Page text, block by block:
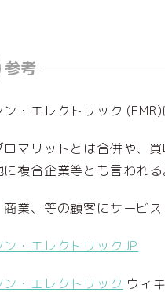
ン・エレクトリック
ロマリットとは合併や、
に複合企業等とも言われ
商業、等の顧客にサービ
ン・エレクトリックJP
ン・エレクトリック ウィ